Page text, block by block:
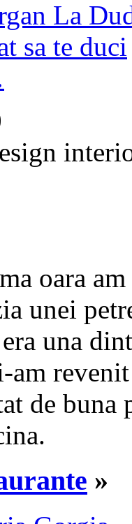
oara
unei
una
de
»